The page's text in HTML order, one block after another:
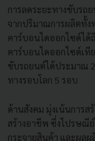
การลดระยะทางขับรถ
จากปริมาณการผลิตทั้ง
คาร์บอนไดออกไซด์ได้
คาร์บอนไดออกไซด์เที
ขับรถยนต์ได้ประมาณ
ทางรอบโลก 5 รอบ
ด้านสังคม มุ่งเน้นการส
สร้างอาชีพ ซึ่งไปรษณี
กระจายสินค้า และผล